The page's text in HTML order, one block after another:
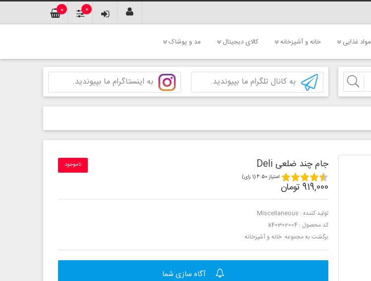
0 0
مواد غذایی خانه و آشپزخانه کالای دیجیتال مد و پوشاک
به کانال تلگرام ما بپیوندید. به اینستاگرام ما بپیوندید.
جام چند ضلعی Deli ناموجود
امتیاز 4.50 (1 رای)
919,000 تومان
تولید کننده : Miscellaneous
کد محصول : k40302004
برگشت به مجموعه: خانه و آشپزخانه
آگاه سازی شما